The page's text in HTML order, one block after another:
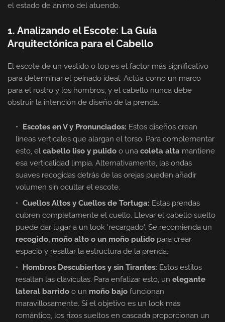
el estado de ánimo del atuendo.
1. Analizando el Escote: La Guía
Arquitectónica para el Cabello
El escote de un vestido o top es el factor más significativo
para determinar el peinado ideal. Actúa como un marco
para el rostro y los hombros, y el cabello nunca debe
obstruir la intención de diseño de la prenda.
Escotes en V y Pronunciados: Estos diseños crean
líneas verticales que alargan el torso. Para complementar
esto, el cabello liso y pulido o una coleta alta mantiene
esa verticalidad limpia. Alternativamente, las ondas
suaves recogidas detrás de las orejas pueden añadir
volumen sin ocultar el escote.
Cuellos Altos y Cuellos de Tortuga: Estas prendas
cubren completamente el cuello. Llevar el cabello suelto
puede dar lugar a un look 'recargado'. Se recomienda un
recogido, moño alto o un moño pulido para crear
espacio y resaltar la estructura de la prenda.
Hombros Descubiertos y sin Tirantes: Estos estilos
resaltan las clavículas. Para enfatizar esto, un elegante
lateral barrido o un moño bajo funcionan
maravillosamente. Si el objetivo es un look más
romántico, los rizos sueltos en cascada proporcionan un